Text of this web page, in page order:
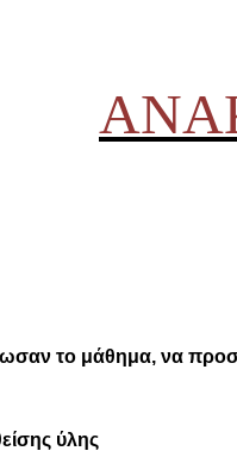
το μάθημα, να
ύλης